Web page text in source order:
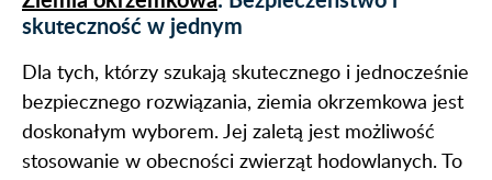
skuteczność w jednym
Dla tych, którzy szukają skutecznego i jednocześnie
bezpiecznego rozwiązania, ziemia okrzemkowa jest
doskonałym wyborem. Jej zaletą jest możliwość
stosowanie w obecności zwierząt hodowlanych. To